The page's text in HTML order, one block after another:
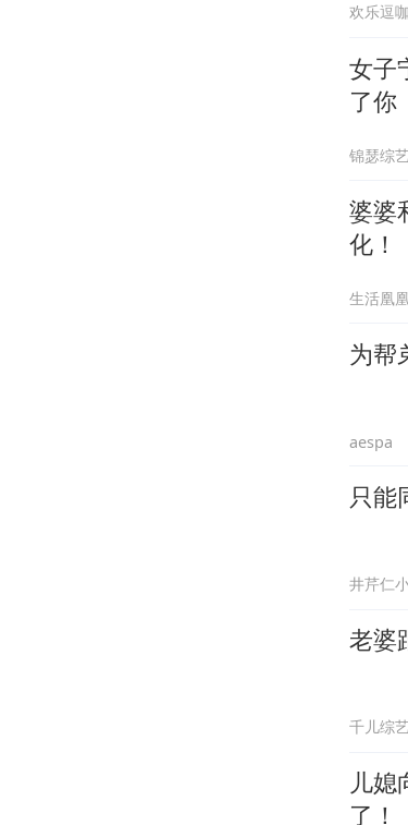
欢乐逗
女子
了你
锦瑟综
婆婆
化！
生活凰
为帮
aespa
只能
井芹仁
老婆
千儿综
儿媳
了！